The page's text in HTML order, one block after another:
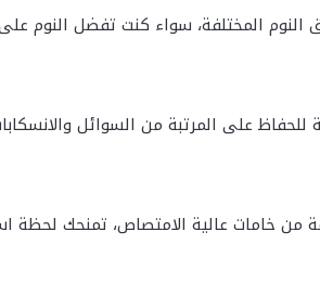
المختلفة، سواء كنت تفضل النوم
للحفاظ على المرتبة من السوائل
من خامات عالية الامتصاص، تمنحك لحظة